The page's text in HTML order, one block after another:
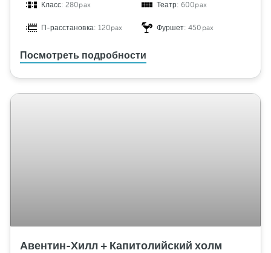
Класс:280pax Театр:600pax
П-расстановка: 120pax Фуршет:450pax
Посмотреть подробности
Авентин-Хилл + Капитолийский холм